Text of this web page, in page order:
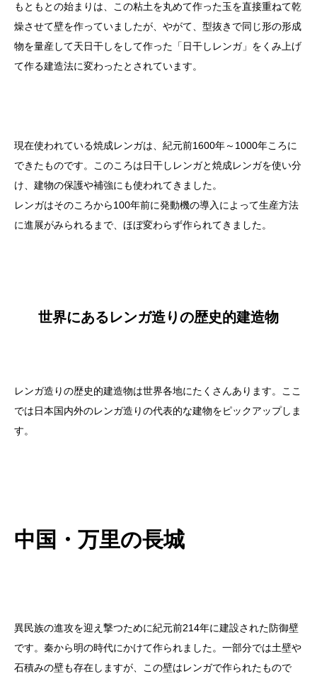
もともとの始まりは、この粘土を丸めて作った玉を直接重ねて乾
燥させて壁を作っていましたが、やがて、型抜きで同じ形の形成
物を量産して天日干しをして作った「日干しレンガ」をくみ上げ
て作る建造法に変わったとされています。
現在使われている焼成レンガは、紀元前1600年～1000年ころに
できたものです。このころは日干しレンガと焼成レンガを使い分
け、建物の保護や補強にも使われてきました。
レンガはそのころから100年前に発動機の導入によって生産方法
に進展がみられるまで、ほぼ変わらず作られてきました。
世界にあるレンガ造りの歴史的建造物
レンガ造りの歴史的建造物は世界各地にたくさんあります。ここ
では日本国内外のレンガ造りの代表的な建物をピックアップしま
す。
中国・万里の長城
異民族の進攻を迎え撃つために紀元前214年に建設された防御壁
です。秦から明の時代にかけて作られました。一部分では土壁や
石積みの壁も存在しますが、この壁はレンガで作られたもので